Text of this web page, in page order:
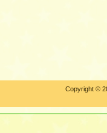
Copyright ©